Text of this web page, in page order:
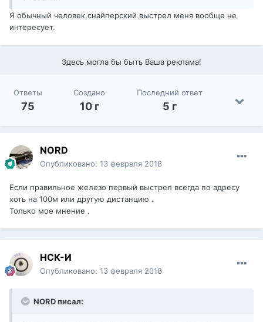
Я обычный человек,снайперский выстрел меня вообще не
интересует.
Здесь могла бы быть Ваша реклама!
Ответы
75
Создано
10 г
Последний ответ
5 г
NORD
Опубликовано: 13 февраля 2018
Если правильное железо первый выстрел всегда по адресу
хоть на 100м или другую дистанцию .
Только мое мнение .
НСК-И
Опубликовано: 13 февраля 2018
NORD писал: